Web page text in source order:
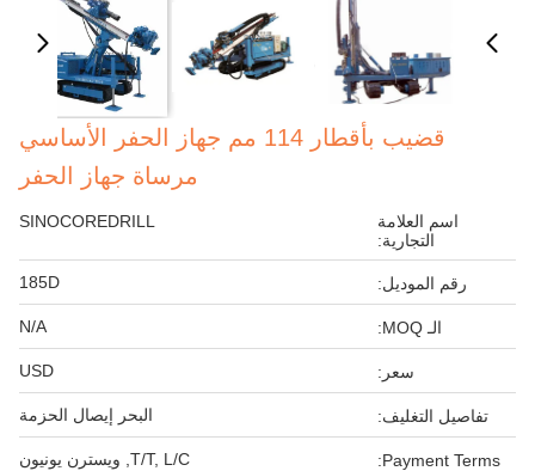
قضيب بأقطار 114 مم جهاز الحفر الأساسي
مرساة جهاز الحفر
اسم العلامة
التجارية:
SINOCOREDRILL
رقم الموديل: 185D
الـ MOQ: N/A
سعر: USD
تفاصيل التغليف: البحر إيصال الحزمة
Payment Terms: T/T, L/C, ويسترن يونيون